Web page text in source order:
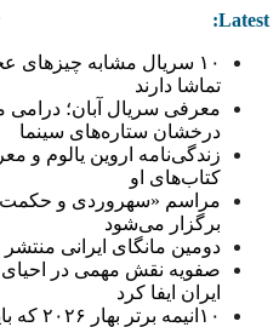
Latest:
۱۰ سریال مشابه
تماشا دارند
معرفی سریال آبان؛ درامی
درخشان ستاره‌های سینما
زندگی‌نامه اروین یالوم و
کتاب‌های او
مراسم «سهروردی و حکمت
برگزار می‌شود
دومین مانگای ایرانی
صفویه نقش مهمی در احیای
ایران ایفا کرد
۱۰انیمه